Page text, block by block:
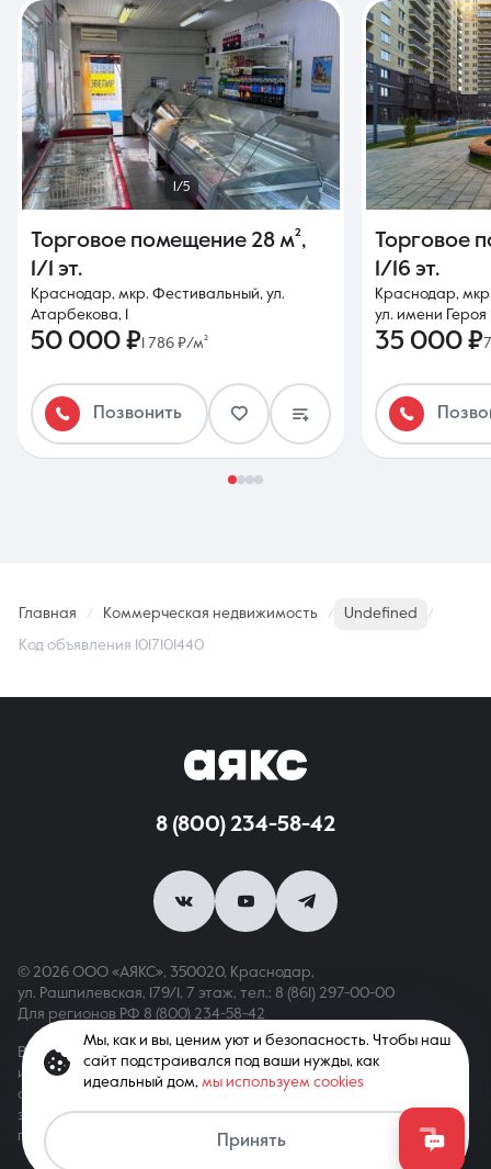
1/5
Торговое помещение 28 м²,
1/1 эт.
Краснодар, мкр. Фестивальный, ул.
Атарбекова, 1
50 000 ₽ 1 786 ₽/м²
Позвонить
Торговое
1/16 эт.
Краснодар,
ул. имени Героя
35 000 ₽
Главная Коммерческая недвижимость Undefined
Код объявления 1017101440
Связаться с агентом
8 (800) 234-58-42
© 2026 ООО «АЯКС», 350020, Краснодар,
ул. Рашпилевская, 179/1, 7 этаж, тел.: 8 (861) 297-00-00
Для регионов РФ 8 (800) 234-58-42
Вся информация, опубликованная на сайте, носит только
информационный характер и не является публичной офертой,
определяемой положениями ст. 437 ГК РФ. Все права
защищены. При копировании материалов с сайта
гиперссылка обязательна
Мы, как и вы, ценим уют и безопасность. Чтобы наш
сайт подстраивался под ваши нужды, как
идеальный дом, мы используем cookies
Принять